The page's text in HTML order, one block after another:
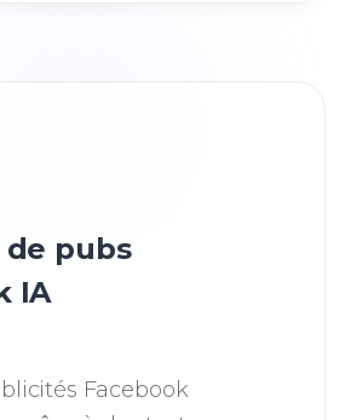
pubs
IA
Facebook